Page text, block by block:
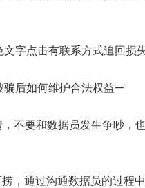
字点击有联系方式追回损
骗后如何维护合法权益—
不要和数据员发生争吵，
，通过沟通数据员的过程